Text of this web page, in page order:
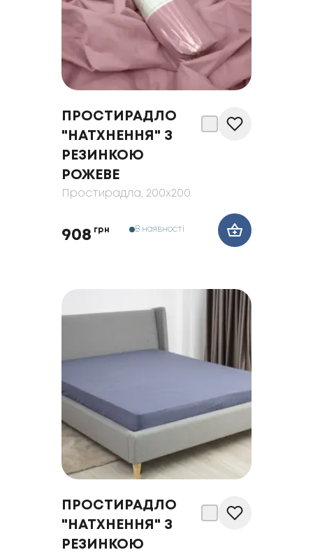
ПРОСТИРАДЛО
"НАТХНЕННЯ" З
РЕЗИНКОЮ
РОЖЕВЕ
Простирадла, 200x200
908 грн В наявності
ПРОСТИРАДЛО
"НАТХНЕННЯ" З
РЕЗИНКОЮ